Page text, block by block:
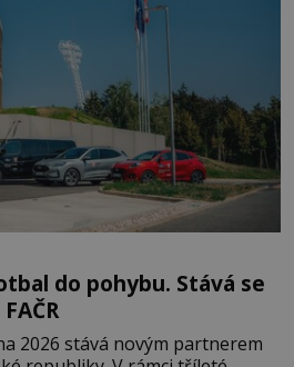
do pohybu. Stává se
2026 stává novým partnerem